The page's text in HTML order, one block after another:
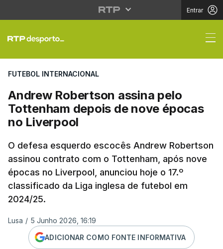
Entrar
Andrew Robertson
FUTEBOL INTERNACIONAL
Andrew Robertson assina pelo
Tottenham depois de nove épocas
no Liverpool
O defesa esquerdo escocês Andrew Robertson
assinou contrato com o Tottenham, após nove
épocas no Liverpool, anunciou hoje o 17.º
classificado da Liga inglesa de futebol em
2024/25.
Lusa / 5 Junho 2026, 16:19
ADICIONAR COMO FONTE INFORMATIVA